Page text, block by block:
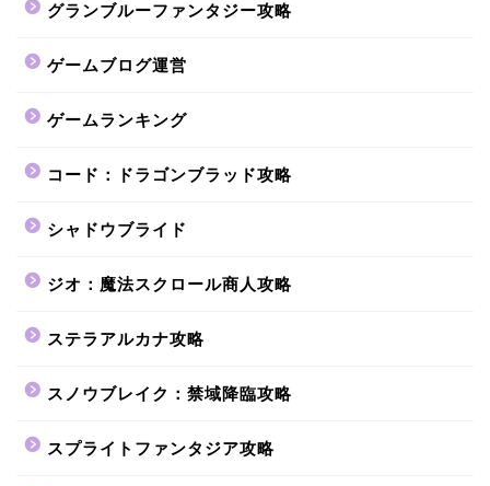
グランブルーファンタジー攻略
ゲームブログ運営
ゲームランキング
コード：ドラゴンブラッド攻略
シャドウブライド
ジオ：魔法スクロール商人攻略
ステラアルカナ攻略
スノウブレイク：禁域降臨攻略
スプライトファンタジア攻略